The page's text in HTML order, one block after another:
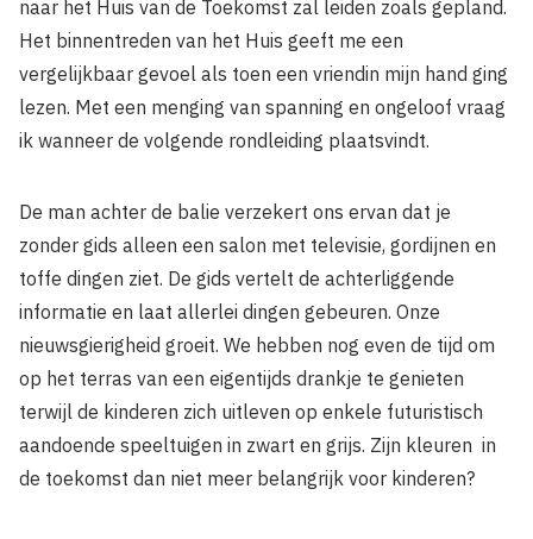
naar het Huis van de Toekomst zal leiden zoals gepland.
Het binnentreden van het Huis geeft me een
vergelijkbaar gevoel als toen een vriendin mijn hand ging
lezen. Met een menging van spanning en ongeloof vraag
ik wanneer de volgende rondleiding plaatsvindt.
De man achter de balie verzekert ons ervan dat je
zonder gids alleen een salon met televisie, gordijnen en
toffe dingen ziet. De gids vertelt de achterliggende
informatie en laat allerlei dingen gebeuren. Onze
nieuwsgierigheid groeit. We hebben nog even de tijd om
op het terras van een eigentijds drankje te genieten
terwijl de kinderen zich uitleven op enkele futuristisch
aandoende speeltuigen in zwart en grijs. Zijn kleuren in
de toekomst dan niet meer belangrijk voor kinderen?